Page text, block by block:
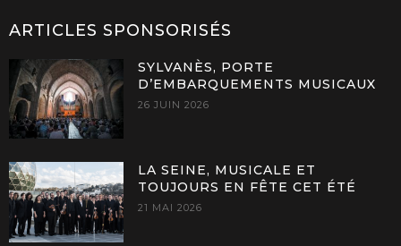
ARTICLES SPONSORISÉS
SYLVANÈS, PORTE
D’EMBARQUEMENTS MUSICAUX
26 JUIN 2026
LA SEINE, MUSICALE ET
TOUJOURS EN FÊTE CET ÉTÉ
21 MAI 2026